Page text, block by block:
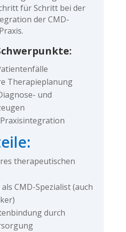
für Schritt bei der
der CMD-
Therapieplanung
und
therapeutischen
CMD-Spezialist (auch
durch